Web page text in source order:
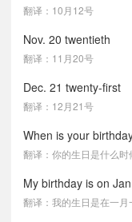
翻译：10月12号
Nov. 20 twentieth
翻译：11月20号
Dec. 21 twenty-first
翻译：12月21号
When is your
翻译：你的生日是什么时
My birthday is on
翻译：我的生日是在一月